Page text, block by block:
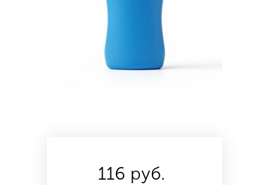
116 руб.